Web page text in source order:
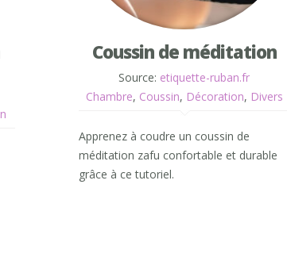
Coussin de méditation
Source: etiquette-ruban.fr
Chambre, Coussin, Décoration, Divers
Apprenez à coudre un coussin de
méditation zafu confortable et durable
grâce à ce tutoriel.